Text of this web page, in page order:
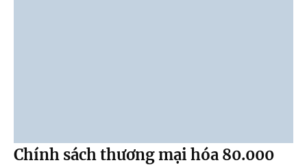
Chính sách thương mại hóa 80.000